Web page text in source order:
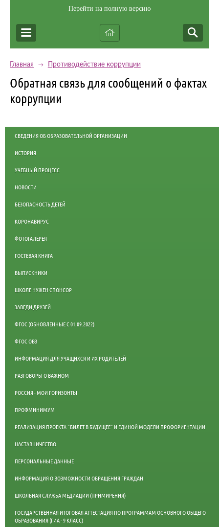
Перейти на полную версию
Главная → Противодействие коррупции
Обратная связь для сообщений о фактах
коррупции
СВЕДЕНИЯ ОБ ОБРАЗОВАТЕЛЬНОЙ ОРГАНИЗАЦИИ
ИСТОРИЯ
УЧЕБНЫЙ ПРОЦЕСС
НОВОСТИ
БЕЗОПАСНОСТЬ ДЕТЕЙ
КОРОНАВИРУС
ФОТОГАЛЕРЕЯ
ГОСТЕВАЯ КНИГА
ВЫПУСКНИКИ
ШКОЛЕ НУЖЕН СПОНСОР
ЗАВЕДИ ДРУЗЕЙ
ФГОС (ОБНОВЛЕННЫЕ С 01.09.2022)
ФГОС ОВЗ
ИНФОРМАЦИЯ ДЛЯ УЧАЩИХСЯ И ИХ РОДИТЕЛЕЙ
РАЗГОВОРЫ О ВАЖНОМ
РОССИЯ - МОИ ГОРИЗОНТЫ
ПРОФМИНИМУМ
РЕАЛИЗАЦИЯ ПРОЕКТА "БИЛЕТ В БУДУЩЕЕ" И ЕДИНОЙ МОДЕЛИ ПРОФОРИЕНТАЦИИ
НАСТАВНИЧЕСТВО
ПЕРСОНАЛЬНЫЕ ДАННЫЕ
ИНФОРМАЦИЯ О ВОЗМОЖНОСТИ ОБРАЩЕНИЯ ГРАЖДАН
ШКОЛЬНАЯ СЛУЖБА МЕДИАЦИИ (ПРИМИРЕНИЯ)
ГОСУДАРСТВЕННАЯ ИТОГОВАЯ АТТЕСТАЦИЯ ПО ПРОГРАММАМ ОСНОВНОГО ОБЩЕГО
ОБРАЗОВАНИЯ (ГИА - 9 КЛАСС)